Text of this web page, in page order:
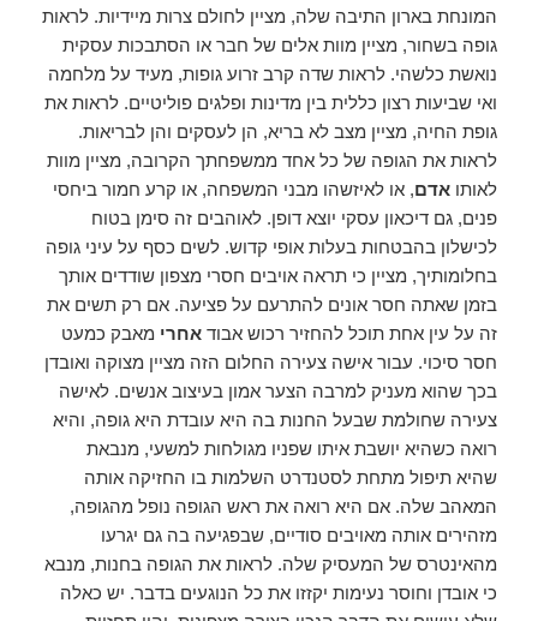
המונחת בארון התיבה שלה, מציין לחולם צרות מיידיות. לראות
גופה בשחור, מציין מוות אלים של חבר או הסתבכות עסקית
נואשת כלשהי. לראות שדה קרב זרוע גופות, מעיד על מלחמה
ואי שביעות רצון כללית בין מדינות ופלגים פוליטיים. לראות את
גופת החיה, מציין מצב לא בריא, הן לעסקים והן לבריאות.
לראות את הגופה של כל אחד ממשפחתך הקרובה, מציין מוות
לאותואדם, או לאיזשהו מבני המשפחה, או קרע חמור ביחסי
פנים, גם דיכאון עסקי יוצא דופן. לאוהבים זה סימן בטוח
לכישלון בהבטחות בעלות אופי קדוש. לשים כסף על עיני גופה
בחלומותיך, מציין כי תראה אויבים חסרי מצפון שודדים אותך
בזמן שאתה חסר אונים להתרעם על פציעה. אם רק תשים את
זה על עין אחת תוכל להחזיר רכוש אבודאחרי מאבק כמעט
חסר סיכוי. עבור אישה צעירה החלום הזה מציין מצוקה ואובדן
בכך שהוא מעניק למרבה הצער אמון בעיצוב אנשים. לאישה
צעירה שחולמת שבעל החנות בה היא עובדת היא גופה, והיא
רואה כשהיא יושבת איתו שפניו מגולחות למשעי, מנבאת
שהיא תיפול מתחת לסטנדרט השלמות בו החזיקה אותה
המאהב שלה. אם היא רואה את ראש הגופה נופל מהגופה,
מזהירים אותה מאויבים סודיים, שבפגיעה בה גם יגרעו
מהאינטרס של המעסיק שלה. לראות את הגופה בחנות, מנבא
כי אובדן וחוסר נעימות יקזזו את כל הנוגעים בדבר. יש כאלה